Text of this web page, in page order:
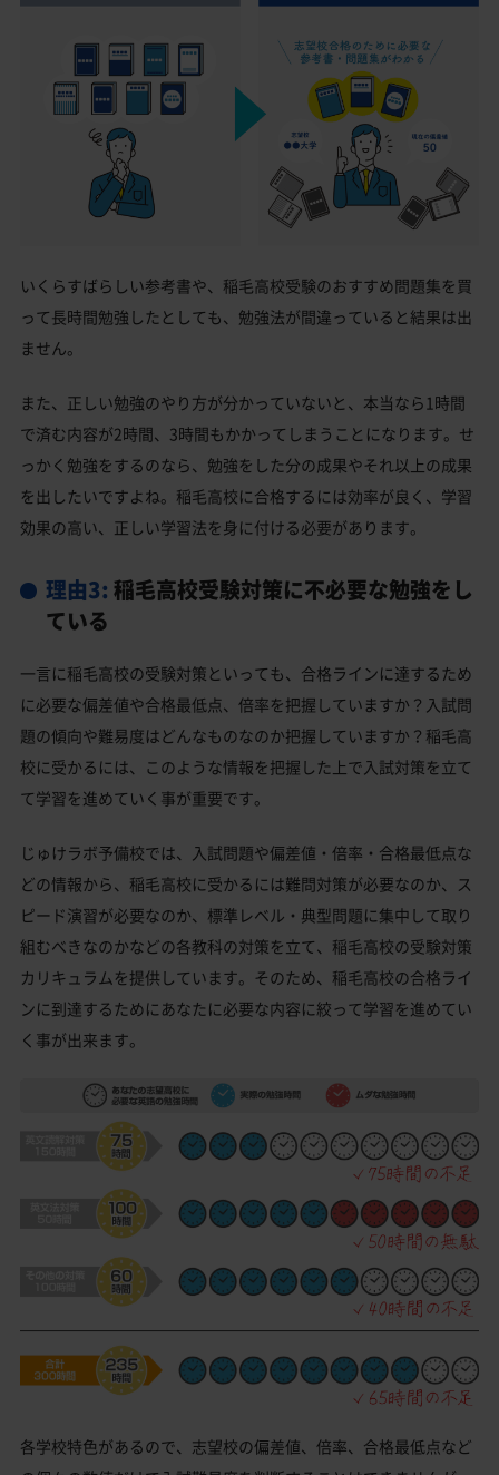
いくらすばらしい参考書や、稲毛高校受験のおすすめ問題集を買
って長時間勉強したとしても、勉強法が間違っていると結果は出
ません。
また、正しい勉強のやり方が分かっていないと、本当なら1時間
で済む内容が2時間、3時間もかかってしまうことになります。せ
っかく勉強をするのなら、勉強をした分の成果やそれ以上の成果
を出したいですよね。稲毛高校に合格するには効率が良く、学習
効果の高い、正しい学習法を身に付ける必要があります。
理由3: 稲毛高校受験対策に不必要な勉強をし
ている
一言に稲毛高校の受験対策といっても、合格ラインに達するため
に必要な偏差値や合格最低点、倍率を把握していますか？入試問
題の傾向や難易度はどんなものなのか把握していますか？稲毛高
校に受かるには、このような情報を把握した上で入試対策を立て
て学習を進めていく事が重要です。
じゅけラボ予備校では、入試問題や偏差値・倍率・合格最低点な
どの情報から、稲毛高校に受かるには難問対策が必要なのか、ス
ピード演習が必要なのか、標準レベル・典型問題に集中して取り
組むべきなのかなどの各教科の対策を立て、稲毛高校の受験対策
カリキュラムを提供しています。そのため、稲毛高校の合格ライ
ンに到達するためにあなたに必要な内容に絞って学習を進めてい
く事が出来ます。
各学校特色があるので、志望校の偏差値、倍率、合格最低点など